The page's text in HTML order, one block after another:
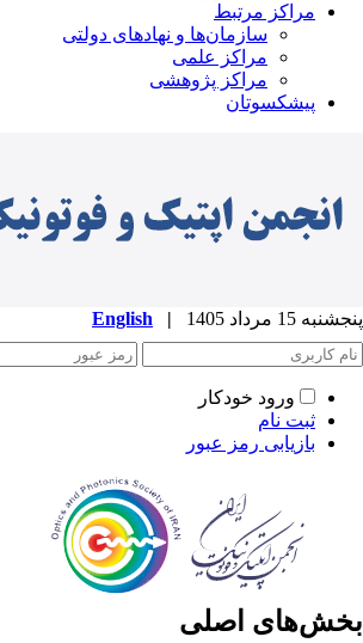
مراکز مرتبط
سازمان‌ها و نهادهای دولتی
مراکز علمی
مراکز پژوهشی
پیشکسوتان
پنجشنبه 15 مرداد 1405 |
English
ورود خودکار
ثبت نام
بازیابی رمز عبور
بخش‌های اصلی